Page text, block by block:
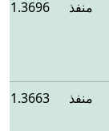
منفذ 1.3696
منفذ 1.3663